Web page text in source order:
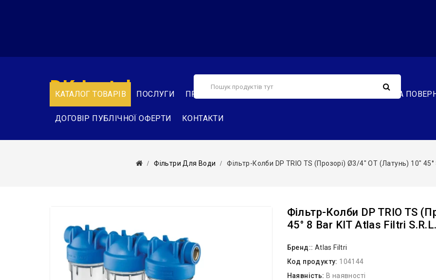
КАТАЛОГ ТОВАРІВ ПОСЛУГИ ПРО НАС ОБМІН ТА
ДОГОВІР ПУБЛІЧНОЇ ОФЕРТИ КОНТАКТИ
DK-Instal
Фільтри Для Води Фільтр-Колби DP TRIO TS (прозорі) Ø3/4″ OT (латунь) 10″
Фільтр-Колби DP TRIO TS
45° 8 Bar KIT Atlas Filtri
Бренд:: Atlas Filtri
Код продукту: 104144
Наявність: В наявності